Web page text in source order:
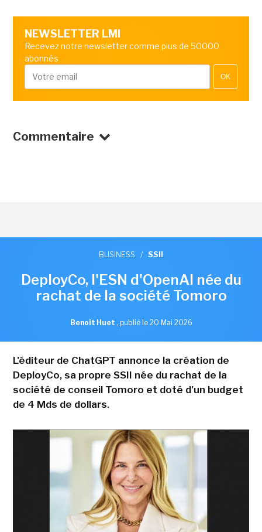
NEWSLETTER LMI
Recevez notre newsletter comme plus de 50000
abonnés
OK
Commentaire
BUSINESS / SSII
DeployCo, l'ESN d'OpenAI née du
rachat de la société Tomoro
Benoît Huet , publié le 20 Mai 2026
L'éditeur de ChatGPT annonce la création de
DeployCo, sa propre SSII née du rachat de la
société de conseil Tomoro et doté d'un budget
de 4 Mds de dollars.